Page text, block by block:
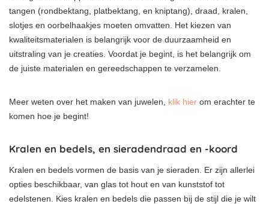
tangen (rondbektang, platbektang, en kniptang), draad, kralen,
slotjes en oorbelhaakjes moeten omvatten. Het kiezen van
kwaliteitsmaterialen is belangrijk voor de duurzaamheid en
uitstraling van je creaties. Voordat je begint, is het belangrijk om
de juiste materialen en gereedschappen te verzamelen.
Meer weten over het maken van juwelen, klik hier om erachter te
komen hoe je begint!
Kralen en bedels, en sieradendraad en -koord
Kralen en bedels vormen de basis van je sieraden. Er zijn allerlei
opties beschikbaar, van glas tot hout en van kunststof tot
edelstenen. Kies kralen en bedels die passen bij de stijl die je wilt